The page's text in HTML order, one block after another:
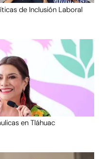
de Inclusión Laboral
en Tláhuac